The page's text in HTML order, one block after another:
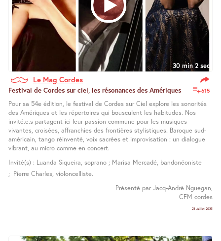
30 min 2 sec
Le Mag Cordes
615
Festival de Cordes sur ciel, les résonances des Amériques
Pour sa 54e édition, le festival de Cordes sur Ciel explore les sonorités
des Amériques et les répertoires qui bousculent les habitudes. Nos
invité.e.s partagent ici leur passion commune pour les musiques
vivantes, croisées, affranchies des frontières stylistiques. Baroque sud-
américain, tango réinventé, voix sacrées et improvisation : un dialogue
vibrant, au micro comme en concert.
Invité(s) : Luanda Siqueira, soprano ; Marisa Mercadé, bandonéoniste
; Pierre Charles, violoncelliste.
Présenté par Jacq-André Nguegan,
CFM cordes
22 Juillet 2025